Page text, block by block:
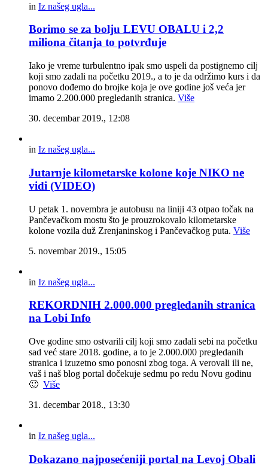
in Iz našeg ugla...
Borimo se za bolju LEVU OBALU i 2,2
miliona čitanja to potvrđuje
Iako je vreme turbulentno ipak smo uspeli da postignemo cilj
koji smo zadali na početku 2019., a to je da održimo kurs i da
ponovo dođemo do brojke koja je ove godine još veća jer
imamo 2.200.000 pregledanih stranica. Više
30. decembar 2019., 12:08
in Iz našeg ugla...
Jutarnje kilometarske kolone koje NIKO ne
vidi (VIDEO)
U petak 1. novembra je autobusu na liniji 43 otpao točak na
Pančevačkom mostu što je prouzrokovalo kilometarske
kolone vozila duž Zrenjaninskog i Pančevačkog puta. Više
5. novembar 2019., 15:05
in Iz našeg ugla...
REKORDNIH 2.000.000 pregledanih stranica
na Lobi Info
Ove godine smo ostvarili cilj koji smo zadali sebi na početku
sad već stare 2018. godine, a to je 2.000.000 pregledanih
stranica i izuzetno smo ponosni zbog toga. A verovali ili ne,
vaš i naš blog portal dočekuje sedmu po redu Novu godinu
🙂 Više
31. decembar 2018., 13:30
in Iz našeg ugla...
Dokazano najposećeniji portal na Levoj Obali